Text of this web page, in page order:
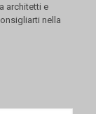
architetti e
nella